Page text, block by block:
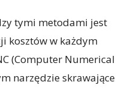
tymi metodami jest
kosztów w każdym
(Computer Numerical
narzędzie skrawające